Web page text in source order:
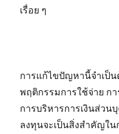
เรื่อย ๆ
การแก้ไขปัญหานี้จำเป็น
พฤติกรรมการใช้จ่าย กา
การบริหารการเงินส่วน
ลงทุนจะเป็นสิ่งสำคัญใ